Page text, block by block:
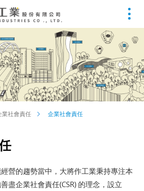
業社會責任 企業社會責任
營的趨勢當中，大將作工業秉持專注本
盡企業社會責任(CSR) 的理念，設立